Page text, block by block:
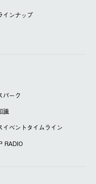
インナップ
パーク
識
イベントタイムライン
RADIO